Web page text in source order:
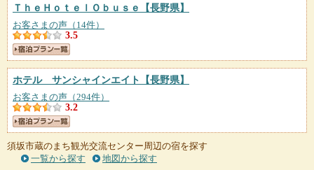
ＴｈｅＨｏｔｅｌＯｂｕｓｅ 【長野県】
お客さまの声（14件）
3.5
ホテル サンシャインエイト 【長野県】
お客さまの声（294件）
3.2
須坂市蔵のまち観光交流センター周辺の宿を探す
一覧から探す
地図から探す